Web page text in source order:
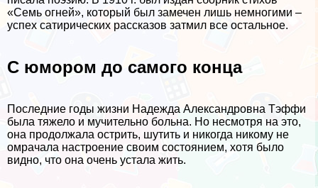
«Семь огней», который был замечен лишь немногими –
успех сатирических рассказов затмил все остальное.
С юмором до самого конца
Последние годы жизни Надежда Александровна Тэффи
была тяжело и мучительно больна. Но несмотря на это,
она продолжала острить, шутить и никогда никому не
омрачала настроение своим состоянием, хотя было
видно, что она очень устала жить.